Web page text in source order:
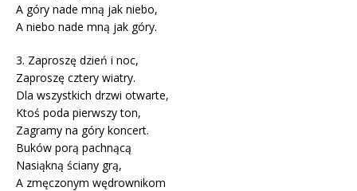
A góry nade mną jak niebo,
A niebo nade mną jak góry.
3. Zaproszę dzień i noc,
Zaproszę cztery wiatry.
Dla wszystkich drzwi otwarte,
Ktoś poda pierwszy ton,
Zagramy na góry koncert.
Buków porą pachnącą
Nasiąkną ściany grą,
A zmęczonym wędrownikom